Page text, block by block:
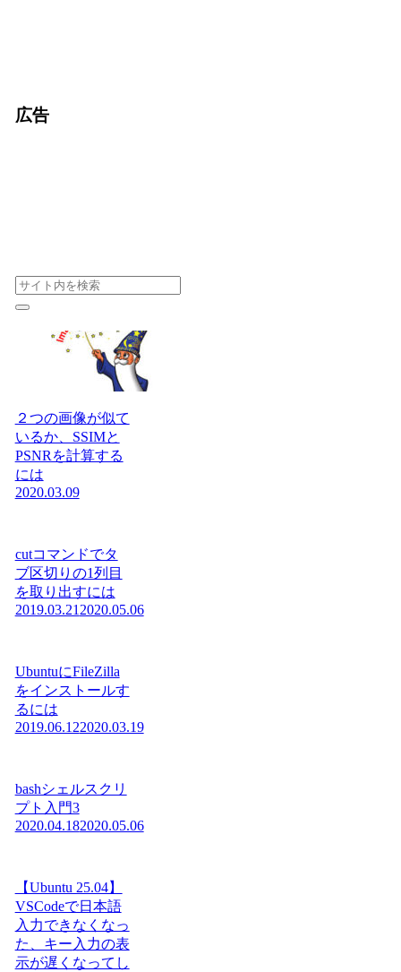
広告
２つの画像が似て
いるか、SSIMと
PSNRを計算する
には
2020.03.09
cutコマンドでタ
ブ区切りの1列目
を取り出すには
2019.03.21 2020.05.06
UbuntuにFileZilla
をインストールす
るには
2019.06.122020.03.19
bashシェルスクリ
プト入門3
2020.04.182020.05.06
【Ubuntu 25.04】
VSCodeで日本語
入力できなくなっ
た、キー入力の表
示が遅くなってし